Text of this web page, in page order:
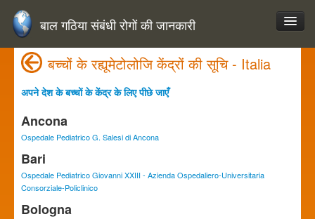
बाल गठिया संबंधी रोगों की जानकारी
बच्चों के रह्यूमेटोलोजि केंद्रों की सूचि - Italia
अपने देश के बच्चों के केंद्र के लिए पीछे जाएँ
Ancona
Ospedale Pediatrico G. Salesi di Ancona
Bari
Ospedale Pediatrico Giovanni XXIII - Azienda Ospedaliero-Universitaria
Consorziale-Policlinico
Bologna